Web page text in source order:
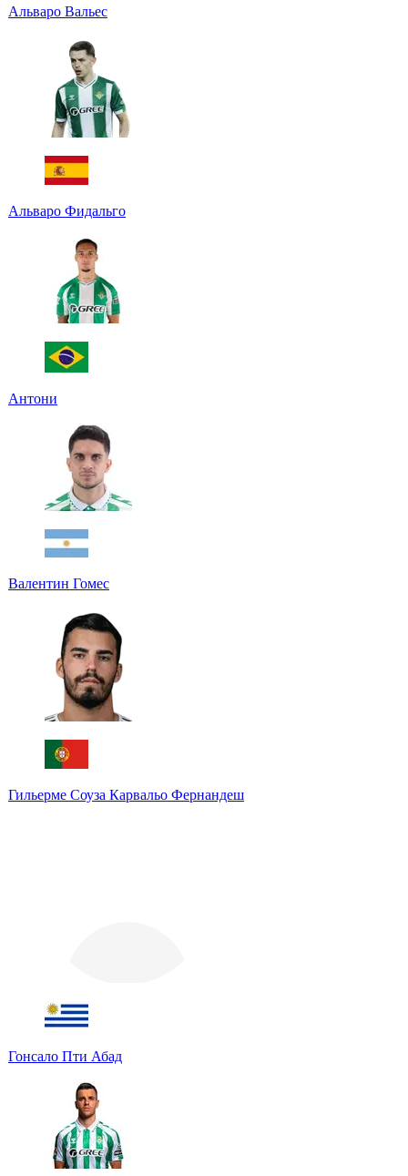
Альваро Вальес
Альваро Фидальго
Антони
Валентин Гомес
Гильерме Соуза Карвальо Фернандеш
Гонсало Пти Абад